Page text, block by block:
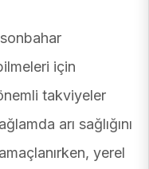
için
takviyeler
arı sağlığını
yerel